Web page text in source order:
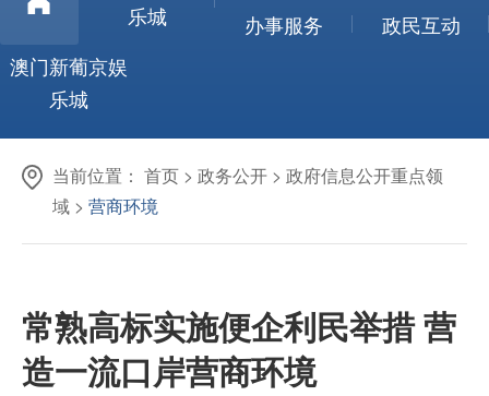
乐城
办事服务
政民互动
澳门新葡京娱
乐城
当前位置： 首页 > 政务公开 > 政府信息公开重点领
域 > 营商环境
常熟高标实施便企利民举措 营
造一流口岸营商环境